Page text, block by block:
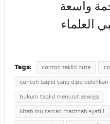
واسعة
العلماء
Tags: contoh taklid buta
contoh taqlid yang diperbolehkan
hukum taqlid menurut aswaja
kitab mu'tamad madzhab syafi'I